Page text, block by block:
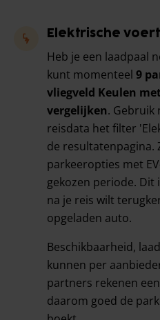
Elektrische
Heb je een laadpaal
kunt momenteel 9
vliegveld Keulen
vergelijken. Gebruik
reisdata het filter
de resultatenpagina.
parkeeropties met
gekozen periode. Dit
na je reis wilt
opgeladen auto.
Beschikbaarheid,
kunnen per
partners rekenen
daarom goed de